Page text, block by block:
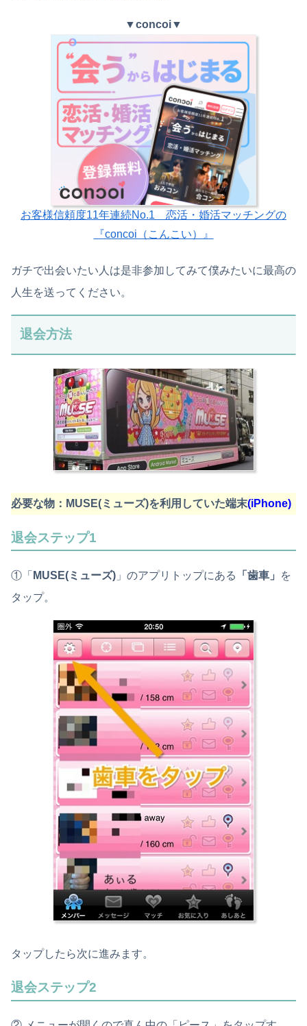
▼concoi▼
お客様信頼度11年連続No.1 恋活・婚活マッチングの
『concoi（こんこい）』
ガチで出会いたい人は是非参加してみて僕みたいに最高の
人生を送ってください。
退会方法
必要な物：MUSE(ミューズ)を利用していた端末(iPhone)
退会ステップ1
①「 MUSE(ミューズ) 」のアプリトップにある 「歯車」
を
タップ。
タップしたら次に進みます。
退会ステップ2